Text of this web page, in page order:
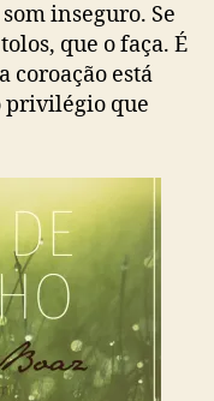
inseguro. Se
que o faça. É
coroação está
privilégio que